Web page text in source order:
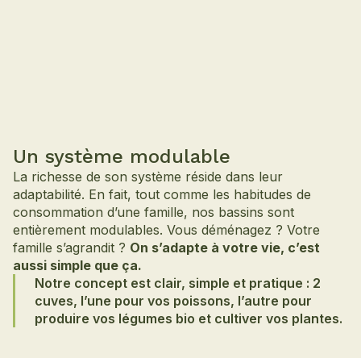
Un système modulable
La richesse de son système réside dans leur
adaptabilité. En fait, tout comme les habitudes de
consommation d’une famille, nos bassins sont
entièrement modulables. Vous déménagez ? Votre
famille s’agrandit ? On s’adapte à votre vie, c’est
aussi simple que ça.
Notre concept est clair, simple et pratique : 2
cuves, l’une pour vos poissons, l’autre pour
produire vos légumes bio et cultiver vos plantes.